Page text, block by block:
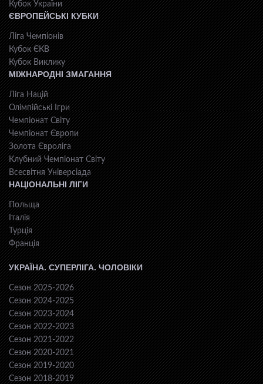
Кубок України
ЄВРОПЕЙСЬКІ КУБКИ
Ліга Чемпіонів
Кубок ЄКВ
Кубок Виклику
МІЖНАРОДНІ ЗМАГАННЯ
Ліга Націй
Олімпійські Ігри
Чемпіонат Світу
Чемпіонат Європи
Золота Євроліга
Клубний Чемпіонат Світу
Всесвiтня Унiверсiaда
НАЦІОНАЛЬНІ ЛІГИ
Польща
Італія
Турція
Франція
УКРАЇНА. СУПЕРЛІГА. ЧОЛОВІКИ
Сезон 2025-2026
Сезон 2024-2025
Сезон 2023-2024
Сезон 2022-2023
Сезон 2021-2022
Сезон 2020-2021
Сезон 2019-2020
Сезон 2018-2019